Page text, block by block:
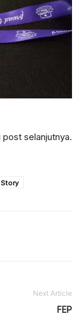
selanjutnya.
Story
Next Article
FEP